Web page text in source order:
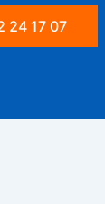
24 17 07